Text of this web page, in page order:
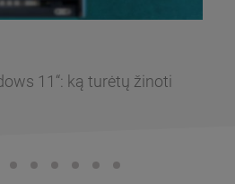
11“: ką turėtų žinoti